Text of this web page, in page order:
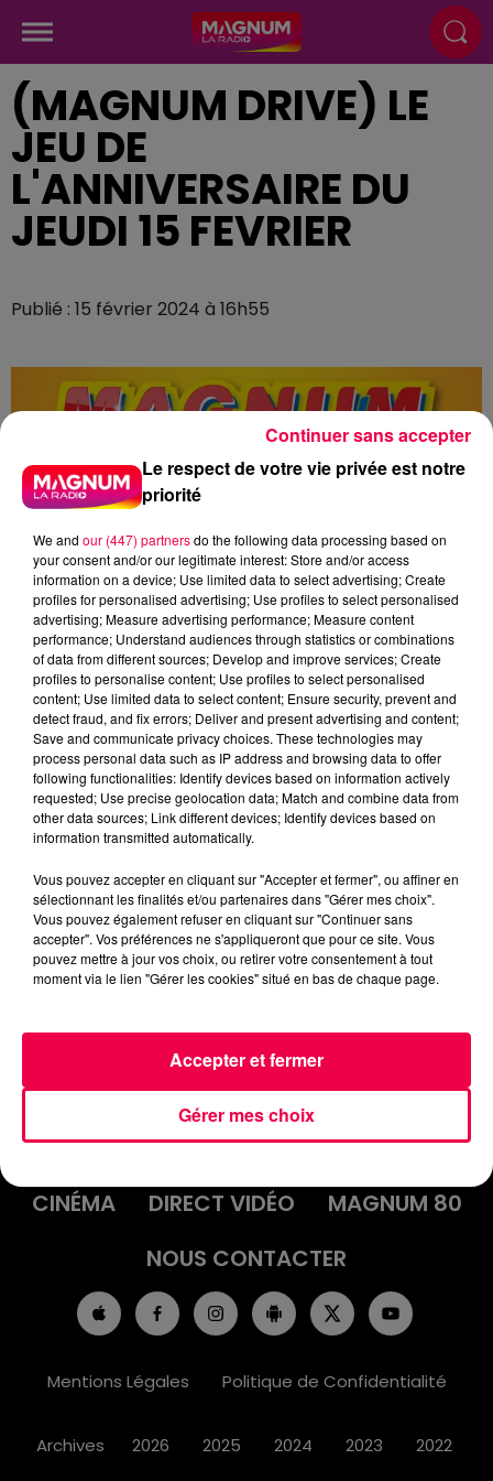
(MAGNUM DRIVE) LE
JEU DE
L'ANNIVERSAIRE DU
JEUDI 15 FEVRIER
Publié : 15 février 2024 à 16h55
podcasts/2024/02/20240215-ANNIVERSAIRES.mp3
ACCUEIL INFOS
EMISSIONS
AGENDA
JEUX
PODCASTS
CINÉMA
DIRECT VIDÉO
MAGNUM 80
NOUS CONTACTER
Mentions Légales Politique de Confidentialité
Archives 2026 2025 2024 2023 2022
Le respect de votre vie privée est notre
priorité
We and our (447) partnersdo the following data processing based on
your consent and/or our legitimate interest: Store and/or access
information on a device; Use limited data to select advertising; Create
profiles for personalised advertising; Use profiles to select personalised
advertising; Measure advertising performance; Measure content
performance; Understand audiences through statistics or combinations
of data from different sources; Develop and improve services; Create
profiles to personalise content; Use profiles to select personalised
content; Use limited data to select content; Ensure security, prevent and
detect fraud, and fix errors; Deliver and present advertising and content;
Save and communicate privacy choices. These technologies may
process personal data such as IP address and browsing data to offer
following functionalities: Identify devices based on information actively
requested; Use precise geolocation data; Match and combine data from
other data sources; Link different devices; Identify devices based on
information transmitted automatically.
Vous pouvez accepter en cliquant sur "Accepter et fermer", ou affiner en
sélectionnant les finalités et/ou partenaires dans "Gérer mes choix".
Vous pouvez également refuser en cliquant sur "Continuer sans
accepter". Vos préférences ne s'appliqueront que pour ce site. Vous
pouvez mettre à jour vos choix, ou retirer votre consentement à tout
moment via le lien "Gérer les cookies" situé en bas de chaque page.
Gérer mes choix
Accepter et fermer
Continuer sans accepter